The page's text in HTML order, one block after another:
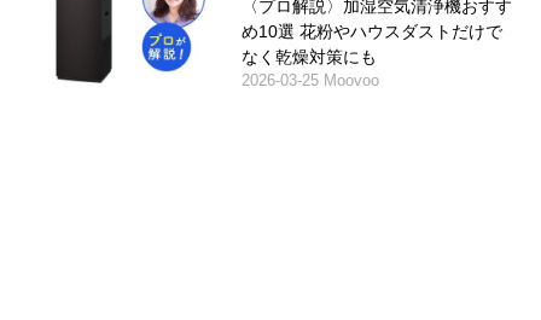
〈プロ解説〉加湿空気清浄機おすす
め10選 花粉やハウスダストだけで
なく乾燥対策にも
2026-03-25 Moovoo